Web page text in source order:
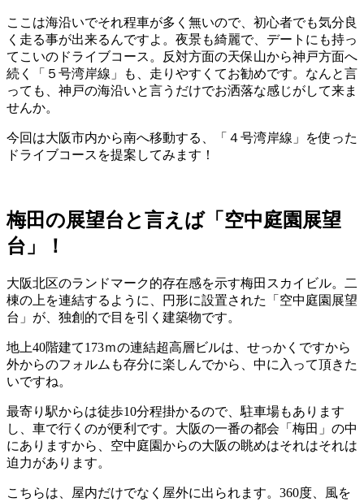
ここは海沿いでそれ程車が多く無いので、初心者でも気分良
く走る事が出来るんですよ。夜景も綺麗で、デートにも持っ
てこいのドライブコース。反対方面の天保山から神戸方面へ
続く「５号湾岸線」も、走りやすくてお勧めです。なんと言
っても、神戸の海沿いと言うだけでお洒落な感じがして来ま
せんか。
今回は大阪市内から南へ移動する、「４号湾岸線」を使った
ドライブコースを提案してみます！
梅田の展望台と言えば「空中庭園展望
台」！
大阪北区のランドマーク的存在感を示す梅田スカイビル。二
棟の上を連結するように、円形に設置された「空中庭園展望
台」が、独創的で目を引く建築物です。
地上40階建て173ｍの連結超高層ビルは、せっかくですから
外からのフォルムも存分に楽しんでから、中に入って頂きた
いですね。
最寄り駅からは徒歩10分程掛かるので、駐車場もあります
し、車で行くのが便利です。大阪の一番の都会「梅田」の中
にありますから、空中庭園からの大阪の眺めはそれはそれは
迫力があります。
こちらは、屋内だけでなく屋外に出られます。360度、風を